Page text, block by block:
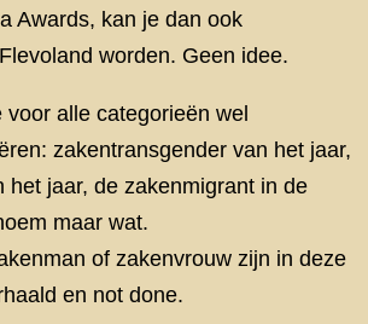
Awards, kan je dan ook
worden. Geen idee.
alle categorieën wel
zakentransgender van het jaar,
het jaar, de zakenmigrant in de
maar wat.
of zakenvrouw zijn in deze
en not done.